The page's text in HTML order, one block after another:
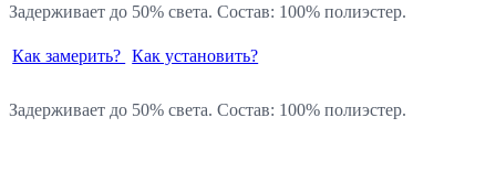
Задерживает до 50% света. Состав: 100% полиэстер.
Как замерить? Как установить?
Задерживает до 50% света. Состав: 100% полиэстер.